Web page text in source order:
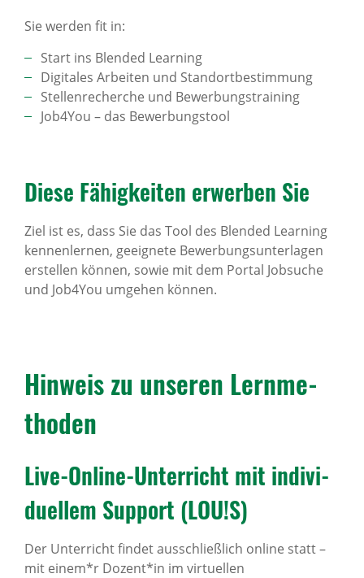
Sie werden fit in:
Start ins Blended Learning
Digitales Arbeiten und Standortbestimmung
Stellenrecherche und Bewerbungstraining
Job4You – das Bewerbungstool
Diese Fähig­keiten erwerben Sie
Ziel ist es, dass Sie das Tool des Blended Learning
kennenlernen, geeignete Bewerbungsunterlagen
erstellen können, sowie mit dem Portal Jobsuche
und Job4You umgehen können.
Hinweis zu unseren Lern­me­
thoden
Live-Online-Unter­richt mit indi­vi­
du­ellem Support (LOU!S)
Der Unterricht findet ausschließlich online statt –
mit einem*r Dozent*in im virtuellen